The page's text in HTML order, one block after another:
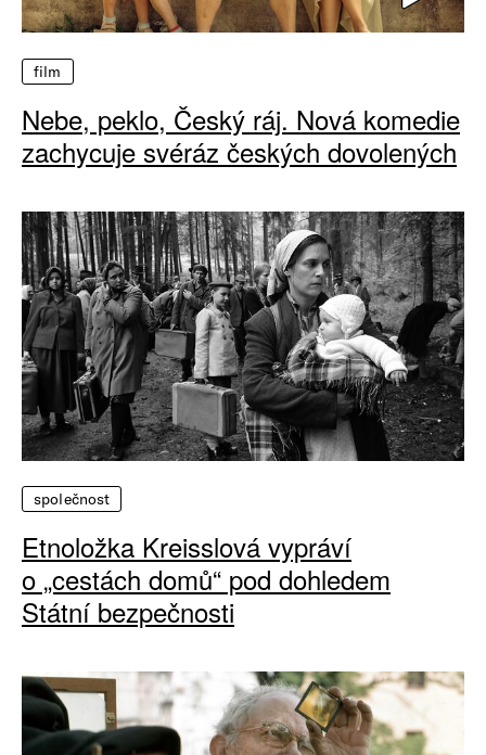
film
Nebe, peklo, Český ráj. Nová komedie
zachycuje svéráz českých dovolených
společnost
Etnoložka Kreisslová vypráví
o „cestách domů“ pod dohledem
Státní bezpečnosti